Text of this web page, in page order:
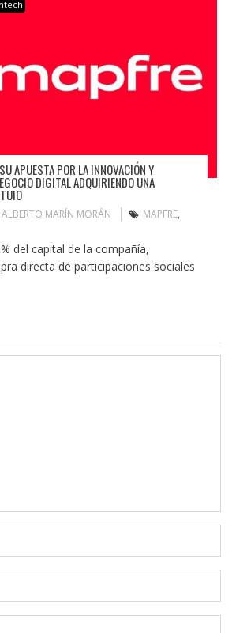
APUESTA POR LA INNOVACIÓN Y
DIGITAL ADQUIRIENDO UNA
ALBERTO MARÍN MORÁN MAPFRE,
del capital de la compañía,
directa de participaciones sociales